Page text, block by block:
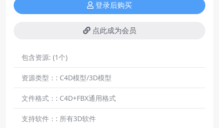
登录后购买
点此成为会员
包含资源: (1个)
资源类型：: C4D模型/3D模型
文件格式：: C4D+FBX通用格式
支持软件：: 所有3D软件